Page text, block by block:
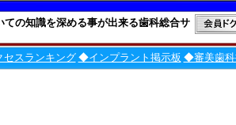
の知識を深める事が出来る歯科総合サ
スランキング ◆インプラント掲示板 ◆審美歯科